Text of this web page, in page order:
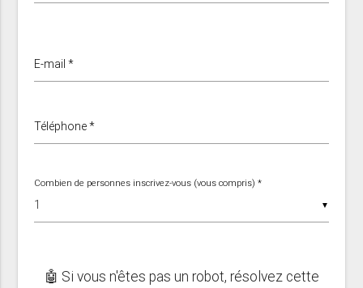
E-mail *
Téléphone *
▼
Combien de personnes inscrivez-vous (vous compris) *
🤖 Si vous n'êtes pas un robot, résolvez cette